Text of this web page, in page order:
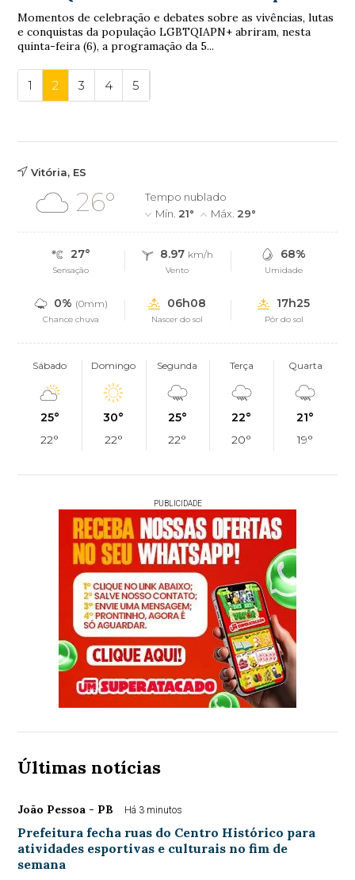
Momentos de celebração e debates sobre as vivências, lutas
e conquistas da população LGBTQIAPN+ abriram, nesta
quinta-feira (6), a programação da 5...
1 2 3 4 5
Vitória, ES
26°
Tempo nublado
Mín. 21° Máx. 29°
27°
Sensação
8.97 km/h
Vento
68%
Umidade
0% (0mm)
Chance chuva
06h08
Nascer do sol
17h25
Pôr do sol
Sábado
25°
22°
Domingo
30°
22°
Segunda
25°
22°
Terça
22°
20°
Quarta
21°
19°
PUBLICIDADE
Últimas notícias
João Pessoa - PB Há 3 minutos
Prefeitura fecha ruas do Centro Histórico para
atividades esportivas e culturais no fim de
semana